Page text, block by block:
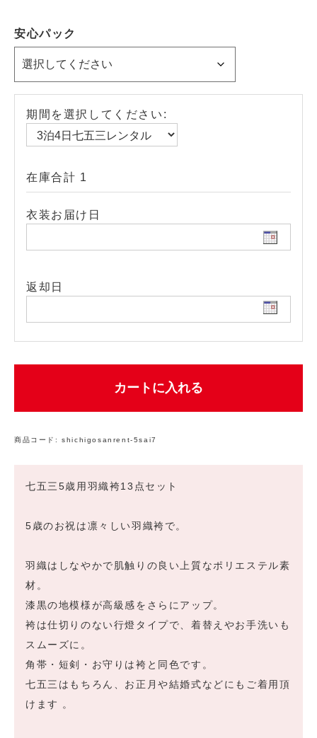
安心パック
期間を選択してください:
在庫合計 1
衣装お届け日
返却日
カートに入れる
商品コード:shichigosanrent-5sai7
七五三5歳用羽織袴13点セット
5歳のお祝は凛々しい羽織袴で。
羽織はしなやかで肌触りの良い上質なポリエステル素
材。
漆黒の地模様が高級感をさらにアップ。
袴は仕切りのない行燈タイプで、着替えやお手洗いも
スムーズに。
角帯・短剣・お守りは袴と同色です。
七五三はもちろん、お正月や結婚式などにもご着用頂
けます 。